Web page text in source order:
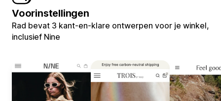
Voorinstellingen
Rad bevat 3 kant-en-klare ontwerpen voor je winkel,
inclusief Nine